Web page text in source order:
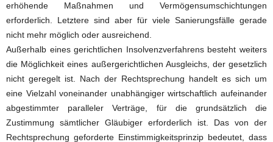
erhöhende Maßnahmen und Vermögensumschichtungen
erforderlich. Letztere sind aber für viele Sanierungsfälle gerade
nicht mehr möglich oder ausreichend.
Außerhalb eines gerichtlichen Insolvenzverfahrens besteht weiters
die Möglichkeit eines außergerichtlichen Ausgleichs, der gesetzlich
nicht geregelt ist. Nach der Rechtsprechung handelt es sich um
eine Vielzahl voneinander unabhängiger wirtschaftlich aufeinander
abgestimmter paralleler Verträge, für die grundsätzlich die
Zustimmung sämtlicher Gläubiger erforderlich ist. Das von der
Rechtsprechung geforderte Einstimmigkeitsprinzip bedeutet, dass